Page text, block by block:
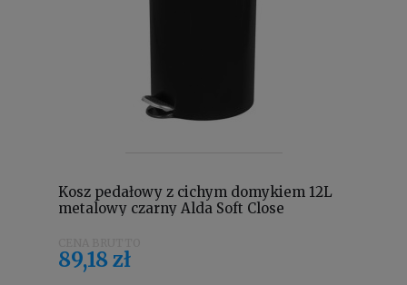
Kosz pedałowy z cichym domykiem 12L
metalowy czarny Alda Soft Close
89,18 zł